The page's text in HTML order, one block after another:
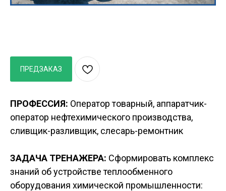
ПРЕДЗАКАЗ
ПРОФЕССИЯ: Оператор товарный, аппаратчик-
оператор нефтехимического производства,
сливщик-разливщик, слесарь-ремонтник
ЗАДАЧА ТРЕНАЖЕРА: Сформировать комплекс
знаний об устройстве теплообменного
оборудования химической промышленности: